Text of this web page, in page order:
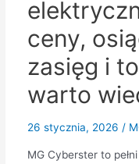
na
chińskie
y?
ceny,
zasięg i
warto
26 stycznia, 2026 /
MG Cyberster to